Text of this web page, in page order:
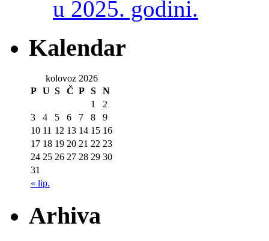
u 2025. godini.
Kalendar
kolovoz 2026
P U S Č P S N
« lip.
1
2
3
4 5 6 7 8
9
10 11 12 13 14 15 16
17 18 19 20 21 22 23
24 25 26 27 28 29 30
31
Arhiva